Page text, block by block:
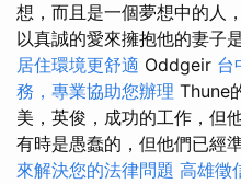
想，而且是一個夢想中的人
以真誠的愛來擁抱他的妻子
居住環境更舒適 Oddgeir 台
務，專業協助您辦理 Thune
美，英俊，成功的工作，但
有時是愚蠢的，但他們已經
來解決您的法律問題 高雄徵